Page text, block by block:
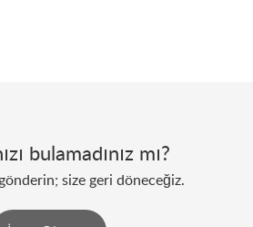
bulamadınız mı?
size geri döneceğiz.